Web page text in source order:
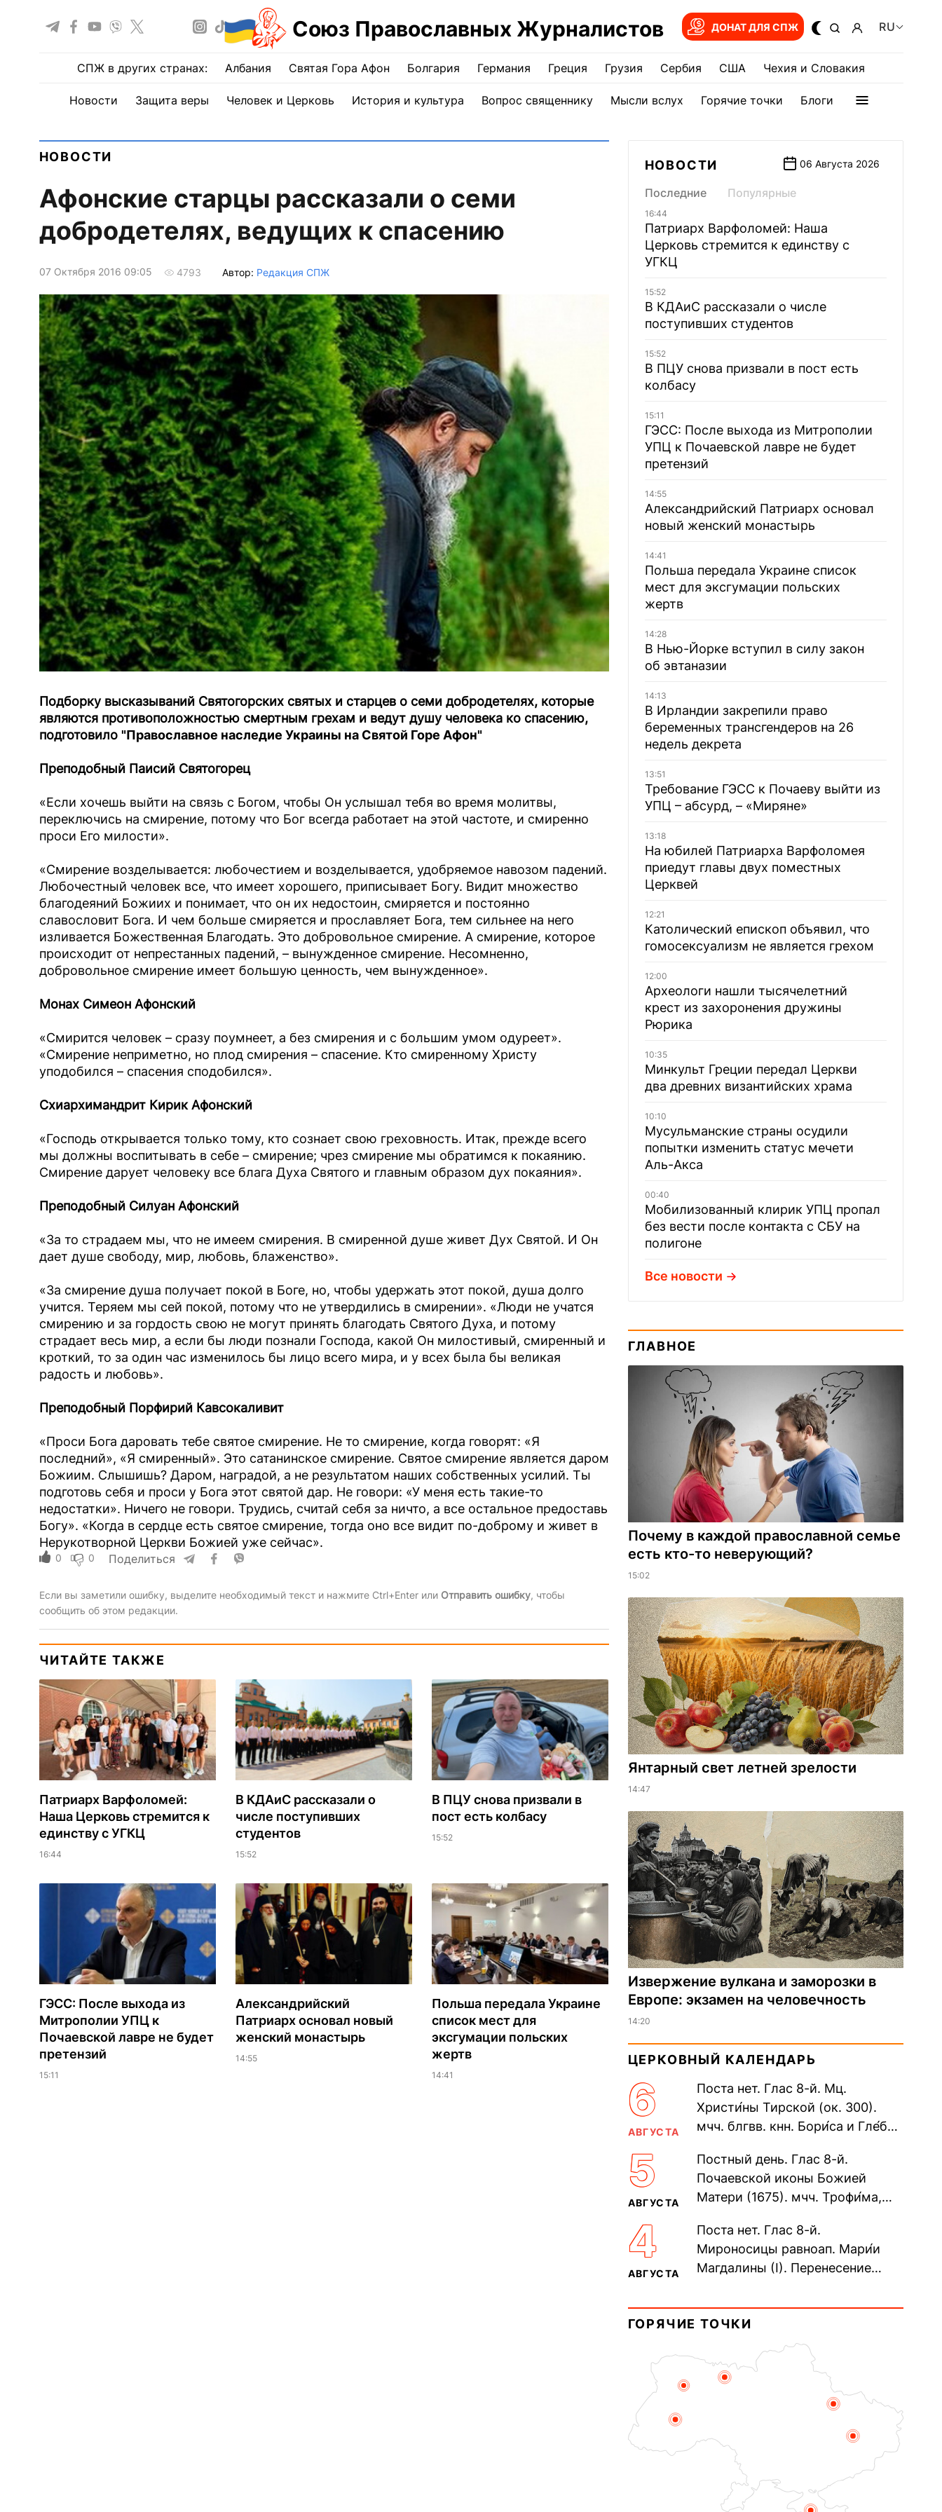
Союз Православных Журналистов ДОНАТ ДЛЯ СПЖ RU
СПЖ в других странах: Албания Святая Гора Афон Болгария Германия Греция Грузия Сербия США Чехия и Словакия
Новости Защита веры Человек и Церковь История и культура Вопрос священнику Мысли вслух Горячие точки Блоги
НОВОСТИ
Афонские старцы рассказали о семи
добродетелях, ведущих к спасению
07 Октября 2016 09:05 4793 Автор: Редакция СПЖ
Подборку высказываний Святогорских святых и старцев о семи добродетелях, которые
являются противоположностью смертным грехам и ведут душу человека ко спасению,
подготовило "Православное наследие Украины на Святой Горе Афон"
Преподобный Паисий Святогорец
«Если хочешь выйти на связь с Богом, чтобы Он услышал тебя во время молитвы,
переключись на смирение, потому что Бог всегда работает на этой частоте, и смиренно
проси Его милости».
«Смирение возделывается: любочестием и возделывается, удобряемое навозом падений.
Любочестный человек все, что имеет хорошего, приписывает Богу. Видит множество
благодеяний Божиих и понимает, что он их недостоин, смиряется и постоянно
славословит Бога. И чем больше смиряется и прославляет Бога, тем сильнее на него
изливается Божественная Благодать. Это добровольное смирение. А смирение, которое
происходит от непрестанных падений, – вынужденное смирение. Несомненно,
добровольное смирение имеет большую ценность, чем вынужденное».
Монах Симеон Афонский
«Смирится человек – сразу поумнеет, а без смирения и с большим умом одуреет».
«Смирение неприметно, но плод смирения – спасение. Кто смиренному Христу
уподобился – спасения сподобился».
Схиархимандрит Кирик Афонский
«Господь открывается только тому, кто сознает свою греховность. Итак, прежде всего
мы должны воспитывать в себе – смирение; чрез смирение мы обратимся к покаянию.
Смирение дарует человеку все блага Духа Святого и главным образом дух покаяния».
Преподобный Силуан Афонский
«За то страдаем мы, что не имеем смирения. В смиренной душе живет Дух Святой. И Он
дает душе свободу, мир, любовь, блаженство».
«За смирение душа получает покой в Боге, но, чтобы удержать этот покой, душа долго
учится. Теряем мы сей покой, потому что не утвердились в смирении». «Люди не учатся
смирению и за гордость свою не могут принять благодать Святого Духа, и потому
страдает весь мир, а если бы люди познали Господа, какой Он милостивый, смиренный и
кроткий, то за один час изменилось бы лицо всего мира, и у всех была бы великая
радость и любовь».
Преподобный Порфирий Кавсокаливит
«Проси Бога даровать тебе святое смирение. Не то смирение, когда говорят: «Я
последний», «Я смиренный». Это сатанинское смирение. Святое смирение является даром
Божиим. Слышишь? Даром, наградой, а не результатом наших собственных усилий. Ты
подготовь себя и проси у Бога этот святой дар. Не говори: «У меня есть такие-то
недостатки». Ничего не говори. Трудись, считай себя за ничто, а все остальное предоставь
Богу». «Когда в сердце есть святое смирение, тогда оно все видит по-доброму и живет в
Нерукотворной Церкви Божией уже сейчас».
0 0 Поделиться
Если вы заметили ошибку, выделите необходимый текст и нажмите Ctrl+Enter или Отправить ошибку, чтобы
сообщить об этом редакции.
ЧИТАЙТЕ ТАКЖЕ
Патриарх Варфоломей:
Наша Церковь стремится к
единству с УГКЦ
16:44
В КДАиС рассказали о
числе поступивших
студентов
15:52
В ПЦУ снова призвали в
пост есть колбасу
15:52
ГЭСС: После выхода из
Митрополии УПЦ к
Почаевской лавре не будет
претензий
15:11
Александрийский
Патриарх основал новый
женский монастырь
14:55
Польша передала Украине
список мест для
эксгумации польских
жертв
14:41
НОВОСТИ 06 Августа 2026
Последние Популярные
16:44
Патриарх Варфоломей: Наша
Церковь стремится к единству с
УГКЦ
15:52
В КДАиС рассказали о числе
поступивших студентов
15:52
В ПЦУ снова призвали в пост есть
колбасу
15:11
ГЭСС: После выхода из Митрополии
УПЦ к Почаевской лавре не будет
претензий
14:55
Александрийский Патриарх основал
новый женский монастырь
14:41
Польша передала Украине список
мест для эксгумации польских
жертв
14:28
В Нью-Йорке вступил в силу закон
об эвтаназии
14:13
В Ирландии закрепили право
беременных трансгендеров на 26
недель декрета
13:51
Требование ГЭСС к Почаеву выйти из
УПЦ – абсурд, – «Миряне»
13:18
На юбилей Патриарха Варфоломея
приедут главы двух поместных
Церквей
12:21
Католический епископ объявил, что
гомосексуализм не является грехом
12:00
Археологи нашли тысячелетний
крест из захоронения дружины
Рюрика
10:35
Минкульт Греции передал Церкви
два древних византийских храма
10:10
Мусульманские страны осудили
попытки изменить статус мечети
Аль-Акса
00:40
Мобилизованный клирик УПЦ пропал
без вести после контакта с СБУ на
полигоне
Все новости
ГЛАВНОЕ
Почему в каждой православной семье
есть кто-то неверующий?
15:02
Янтарный свет летней зрелости
14:47
Извержение вулкана и заморозки в
Европе: экзамен на человечность
14:20
ЦЕРКОВНЫЙ КАЛЕНДАРЬ
6
АВГУСТА
Поста нет. Глас 8-й. Мц.
Христи́ны Тирской (ок. 300).
мчч. блгвв. кнн. Бори́са и Гле́ба,
Дави́да (1015). Прп....
5
АВГУСТА
Постный день. Глас 8-й.
Почаевской иконы Божией
Матери (1675). мчч. Трофи́ма,
мучеников (284–305). прав.
воина Фео́дора...
4
АВГУСТА
Поста нет. Глас 8-й.
Мироносицы равноап. Мари́и
Магдалины (I). Перенесение
Синопского (403–404). Прп.
Корни́лия...
ГОРЯЧИЕ ТОЧКИ